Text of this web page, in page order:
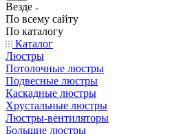
Везде
По всему сайту
По каталогу
Каталог
Люстры
Потолочные люстры
Подвесные люстры
Каскадные люстры
Хрустальные люстры
Люстры-вентиляторы
Большие люстры